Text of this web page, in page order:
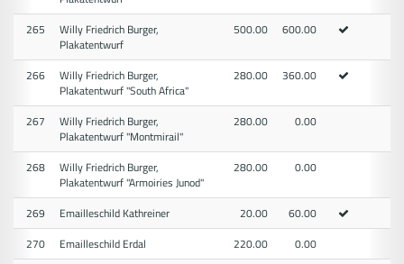
265
Willy Friedrich Burger,
Plakatentwurf
500.00 600.00
266
Willy Friedrich Burger,
Plakatentwurf "South Africa"
280.00 360.00
267
Willy Friedrich Burger,
Plakatentwurf "Montmirail"
280.00 0.00
268
Willy Friedrich Burger,
Plakatentwurf "Armoiries Junod"
280.00 0.00
269 Emailleschild Kathreiner 20.00
60.00
270
Emailleschild Erdal 220.00
0.00